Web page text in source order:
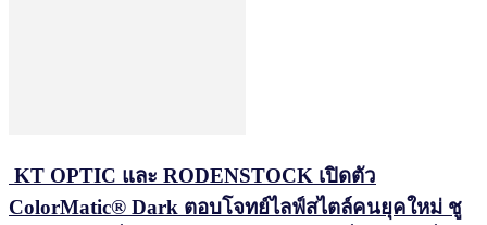
KT OPTIC และ RODENSTOCK เปิดตัว
ColorMatic® Dark ตอบโจทย์ไลฟ์สไตล์คนยุคใหม่ ชู